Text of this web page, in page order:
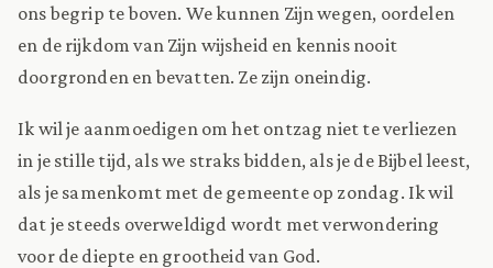
ons begrip te boven. We kunnen Zijn wegen, oordelen
en de rijkdom van Zijn wijsheid en kennis nooit
doorgronden en bevatten. Ze zijn oneindig.
Ik wil je aanmoedigen om het ontzag niet te verliezen
in je stille tijd, als we straks bidden, als je de Bijbel leest,
als je samenkomt met de gemeente op zondag. Ik wil
dat je steeds overweldigd wordt met verwondering
voor de diepte en grootheid van God.